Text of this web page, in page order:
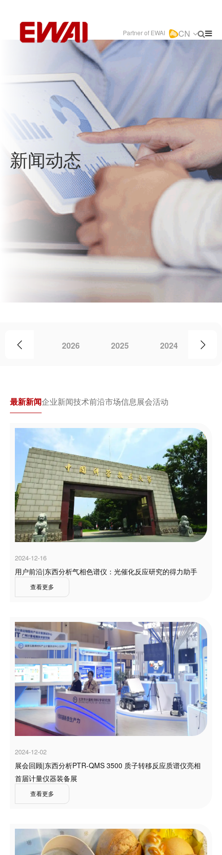
Partner of EWAI CN
新闻动态
2026 2025 2024
最新新闻企业新闻技术前沿市场信息展会活动
2024-12-16
用户前沿|东西分析气相色谱仪：光催化反应研究的得力助手
查看更多
2024-12-02
展会回顾|东西分析PTR-QMS 3500 质子转移反应质谱仪亮相
首届计量仪器装备展
查看更多